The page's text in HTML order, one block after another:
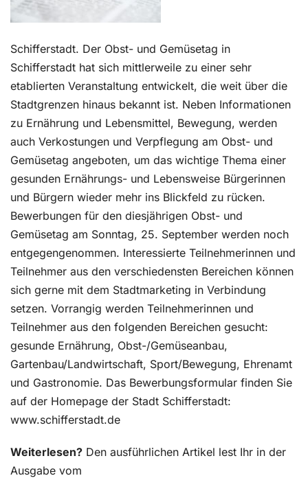
Schifferstadt. Der Obst- und Gemüsetag in
Schifferstadt hat sich mittlerweile zu einer sehr
etablierten Veranstaltung entwickelt, die weit über die
Stadtgrenzen hinaus bekannt ist. Neben Informationen
zu Ernährung und Lebensmittel, Bewegung, werden
auch Verkostungen und Verpflegung am Obst- und
Gemüsetag angeboten, um das wichtige Thema einer
gesunden Ernährungs- und Lebensweise Bürgerinnen
und Bürgern wieder mehr ins Blickfeld zu rücken.
Bewerbungen für den diesjährigen Obst- und
Gemüsetag am Sonntag, 25. September werden noch
entgegengenommen. Interessierte Teilnehmerinnen und
Teilnehmer aus den verschiedensten Bereichen können
sich gerne mit dem Stadtmarketing in Verbindung
setzen. Vorrangig werden Teilnehmerinnen und
Teilnehmer aus den folgenden Bereichen gesucht:
gesunde Ernährung, Obst-/Gemüseanbau,
Gartenbau/Landwirtschaft, Sport/Bewegung, Ehrenamt
und Gastronomie. Das Bewerbungsformular finden Sie
auf der Homepage der Stadt Schifferstadt:
www.schifferstadt.de
Weiterlesen? Den ausführlichen Artikel lest Ihr in der
Ausgabe vom